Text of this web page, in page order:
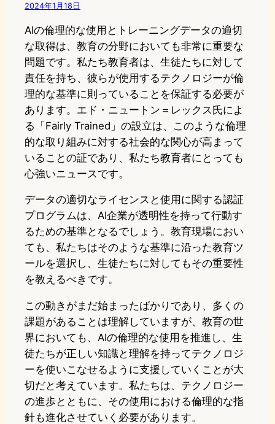
2024年1月18日
AIの倫理的な使用とトレーニングデータの適切
な取得は、教育の分野においても非常に重要な
問題です。私たち教育者は、生徒たちに対して
責任を持ち、彼らが使用するテクノロジーが倫
理的な基準に則っていることを保証する必要が
あります。エド・ニュートン＝レックス氏によ
る「Fairly Trained」の設立は、このような倫理
的な取り組みに対する社会的な関心が高まって
いることの証であり、私たち教育者にとっても
心強いニュースです。
データの適切なライセンスと使用に関する認証
プログラムは、AI企業が透明性を持って行動す
るための基準となるでしょう。教育現場におい
ても、私たちはそのような基準に沿った教育ツ
ールを選択し、生徒たちに対してもその重要性
を教えるべきです。
この動きがまだ始まったばかりであり、多くの
課題があることは理解していますが、教育の世
界においても、AIの倫理的な使用を推進し、生
徒たちが正しい知識と理解を持ってテクノロジ
ーを使いこなせるように支援していくことが大
切だと考えています。私たちは、テクノロジー
の進歩とともに、その使用における倫理的な指
針も進化させていく必要があります。